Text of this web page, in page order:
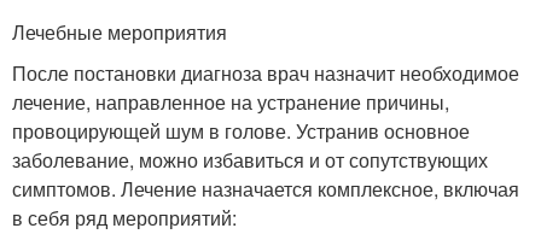
Лечебные мероприятия
После постановки диагноза врач назначит необходимое
лечение, направленное на устранение причины,
провоцирующей шум в голове. Устранив основное
заболевание, можно избавиться и от сопутствующих
симптомов. Лечение назначается комплексное, включая
в себя ряд мероприятий: